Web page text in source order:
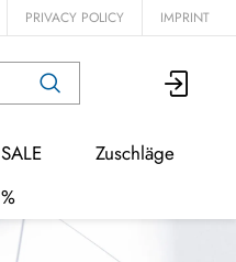
PRIVACY POLICY IMPRINT
SALE
%
Zuschläge